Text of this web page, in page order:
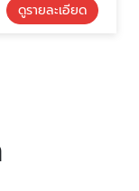
ดูรายละเอียด